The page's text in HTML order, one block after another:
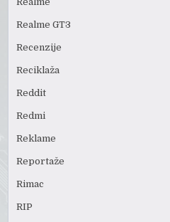
Realme GT3
Recenzije
Reciklaža
Reddit
Redmi
Reklame
Reportaže
Rimac
RIP